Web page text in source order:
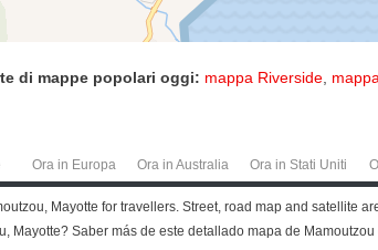
di mappe popolari oggi: mappa Riverside
Ora in Europa Ora in Australia Ora in Stati Uniti
Mayotte for travellers. Street, road map and satellite
Mayotte? Saber más de este detallado mapa de